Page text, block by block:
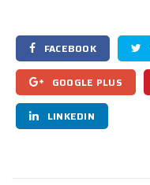
FACEBOOK
GOOGLE PLUS
LINKEDIN